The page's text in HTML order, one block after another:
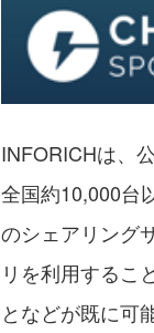
INFORICHは、
全国約10,000台
のシェアリング
リを利用するこ
となどが既に可